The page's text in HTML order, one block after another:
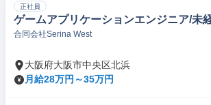
正社員
ゲームアプリケーションエンジニア/未
合同会社Serina West
大阪府大阪市中央区北浜
月給28万円～35万円